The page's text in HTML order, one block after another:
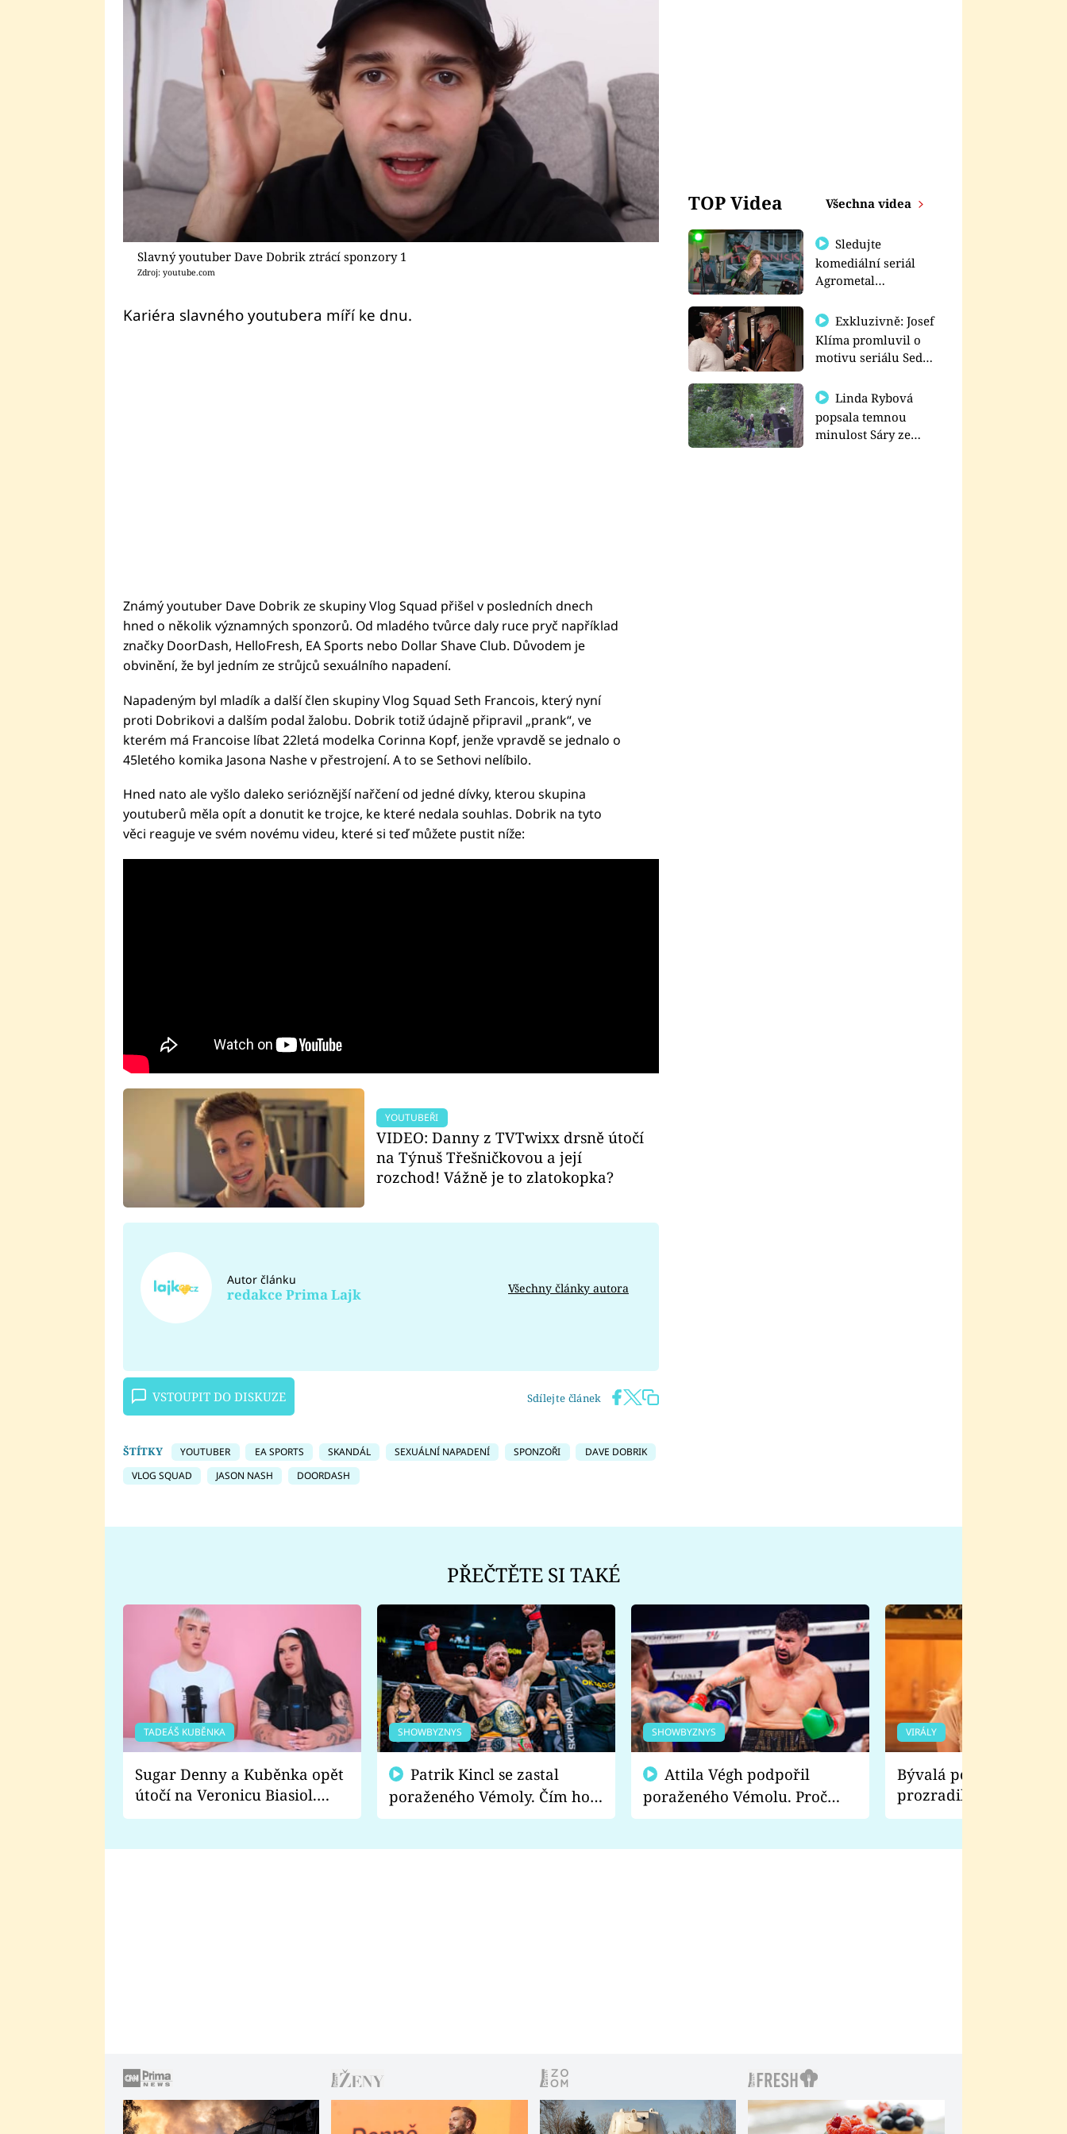
Slavný youtuber Dave Dobrik ztrácí sponzory 1
Zdroj: youtube.com
Kariéra slavného youtubera míří ke dnu.
Známý youtuber Dave Dobrik ze skupiny Vlog Squad přišel v posledních dnech
hned o několik významných sponzorů. Od mladého tvůrce daly ruce pryč například
značky DoorDash, HelloFresh, EA Sports nebo Dollar Shave Club. Důvodem je
obvinění, že byl jedním ze strůjců sexuálního napadení.
Napadeným byl mladík a další člen skupiny Vlog Squad Seth Francois, který nyní
proti Dobrikovi a dalším podal žalobu. Dobrik totiž údajně připravil „prank“, ve
kterém má Francoise líbat 22letá modelka Corinna Kopf, jenže vpravdě se jednalo o
45letého komika Jasona Nashe v přestrojení. A to se Sethovi nelíbilo.
Hned nato ale vyšlo daleko serióznější nařčení od jedné dívky, kterou skupina
youtuberů měla opít a donutit ke trojce, ke které nedala souhlas. Dobrik na tyto
věci reaguje ve svém novému videu, které si teď můžete pustit níže:
YOUTUBEŘI
VIDEO: Danny z TVTwixx drsně útočí
na Týnuš Třešničkovou a její
rozchod! Vážně je to zlatokopka?
Autor článku
redakce Prima Lajk Všechny články autora
VSTOUPIT DO DISKUZE Sdílejte článek
ŠTÍTKY YOUTUBER EA SPORTS SKANDÁL SEXUÁLNÍ NAPADENÍ SPONZOŘI
DAVE DOBRIK
VLOG SQUAD
JASON NASH DOORDASH
TOP Videa Všechna videa
Sledujte
komediální seriál
Agrometal
prima+
Exkluzivně: Josef
Klíma promluvil o
motivu seriálu Sedm
Linda Rybová
popsala temnou
minulost Sáry ze
PŘEČTĚTE SI TAKÉ
TADEÁŠ KUBĚNKA
Sugar Denny a Kuběnka opět
útočí na Veronicu Biasiol.
Proč je podle nich falešná a
SHOWBYZNYS
poraženého Vémoly. Čím ho
fanoušci naštvali?
SHOWBYZNYS
poraženého Vémolu. Proč
chce raději zápasit s ním než
VIRÁLY
Bývalá pornoherečka
prozradila, co ji
natáčení Euforie.